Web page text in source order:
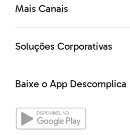
B. Gabarito1. A2. A3. E
Mais Canais
Soluções Corporativas
Baixe o App Descomplica